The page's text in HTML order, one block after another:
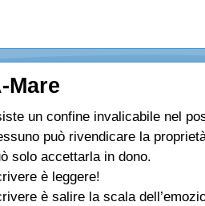
Mare
un confine invalicabile nel
può rivendicare la
solo accettarla in dono.
è leggere!
è salire la scala